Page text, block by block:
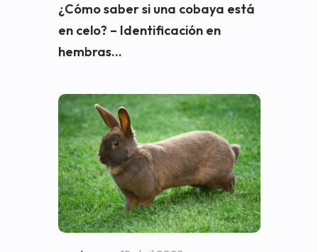
¿Cómo saber si una cobaya está
en celo? – Identificación en
hembras...